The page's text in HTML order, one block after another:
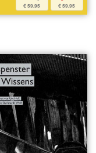
€ 59,95 € 59,95